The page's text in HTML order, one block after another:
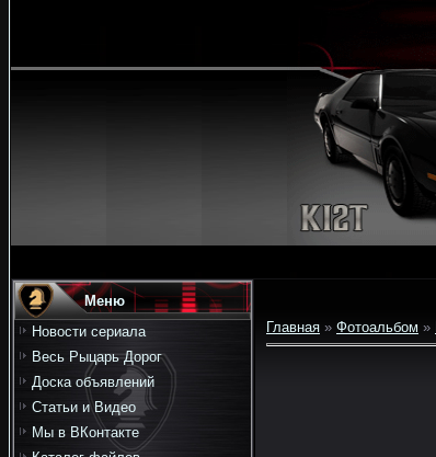
Меню
Новости сериала
Весь Рыцарь Дорог
Доска объявлений
Статьи и Видео
Мы в ВКонтакте
Главная » Фотоальбом »